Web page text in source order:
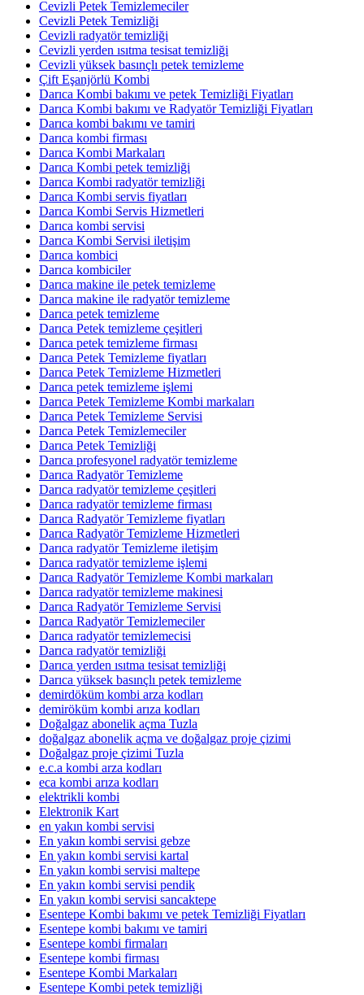
Cevizli Petek Temizlemeciler
Cevizli Petek Temizliği
Cevizli radyatör temizliği
Cevizli yerden ısıtma tesisat temizliği
Cevizli yüksek basınçlı petek temizleme
Çift Eşanjörlü Kombi
Darıca Kombi bakımı ve petek Temizliği Fiyatları
Darıca Kombi bakımı ve Radyatör Temizliği Fiyatları
Darıca kombi bakımı ve tamiri
Darıca kombi firması
Darıca Kombi Markaları
Darıca Kombi petek temizliği
Darıca Kombi radyatör temizliği
Darıca Kombi servis fiyatları
Darıca Kombi Servis Hizmetleri
Darıca kombi servisi
Darıca Kombi Servisi iletişim
Darıca kombici
Darıca kombiciler
Darıca makine ile petek temizleme
Darıca makine ile radyatör temizleme
Darıca petek temizleme
Darıca Petek temizleme çeşitleri
Darıca petek temizleme firması
Darıca Petek Temizleme fiyatları
Darıca Petek Temizleme Hizmetleri
Darıca petek temizleme işlemi
Darıca Petek Temizleme Kombi markaları
Darıca Petek Temizleme Servisi
Darıca Petek Temizlemeciler
Darıca Petek Temizliği
Darıca profesyonel radyatör temizleme
Darıca Radyatör Temizleme
Darıca radyatör temizleme çeşitleri
Darıca radyatör temizleme firması
Darıca Radyatör Temizleme fiyatları
Darıca Radyatör Temizleme Hizmetleri
Darıca radyatör Temizleme iletişim
Darıca radyatör temizleme işlemi
Darıca Radyatör Temizleme Kombi markaları
Darıca radyatör temizleme makinesi
Darıca Radyatör Temizleme Servisi
Darıca Radyatör Temizlemeciler
Darıca radyatör temizlemecisi
Darıca radyatör temizliği
Darıca yerden ısıtma tesisat temizliği
Darıca yüksek basınçlı petek temizleme
demirdöküm kombi arza kodları
demiröküm kombi arıza kodları
Doğalgaz abonelik açma Tuzla
doğalgaz abonelik açma ve doğalgaz proje çizimi
Doğalgaz proje çizimi Tuzla
e.c.a kombi arza kodları
eca kombi arıza kodları
elektrikli kombi
Elektronik Kart
en yakın kombi servisi
En yakın kombi servisi gebze
En yakın kombi servisi kartal
En yakın kombi servisi maltepe
En yakın kombi servisi pendik
En yakın kombi servisi sancaktepe
Esentepe Kombi bakımı ve petek Temizliği Fiyatları
Esentepe kombi bakımı ve tamiri
Esentepe kombi firmaları
Esentepe kombi firması
Esentepe Kombi Markaları
Esentepe Kombi petek temizliği